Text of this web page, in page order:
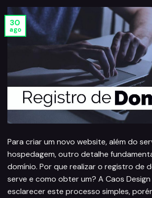
30
ago
Para criar um novo website, além do
hospedagem, outro detalhe
domínio. Por que realizar o registro de
serve e como obter um? A Caos
esclarecer este processo simples,